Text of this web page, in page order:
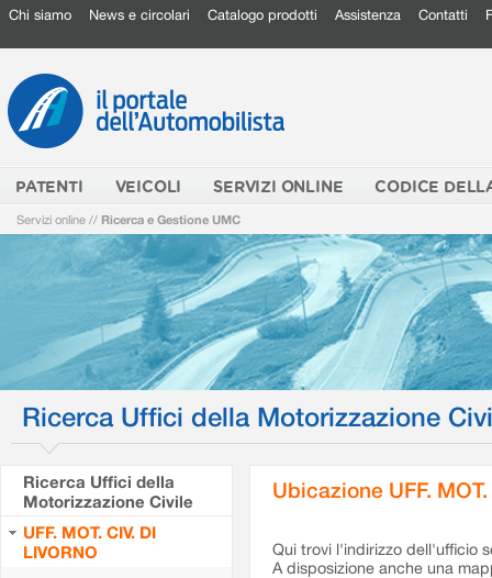
Chi siamo News e circolari Catalogo prodotti Assistenza Contatti
PATENTI VEICOLI SERVIZI ONLINE CODICE
Servizi online // Ricerca e Gestione UMC
Ricerca Uffici della Motorizzazione
Ricerca Uffici della
Motorizzazione Civile
UFF. MOT. CIV. DI
LIVORNO
Ubicazione UFF.
Qui trovi l'indirizzo dell'ufficio
A disposizione anche una